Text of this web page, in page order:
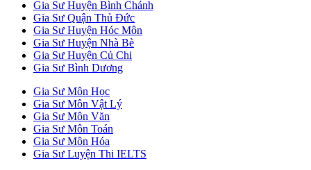
Gia Sư Huyện Bình Chánh
Gia Sư Quận Thủ Đức
Gia Sư Huyện Hóc Môn
Gia Sư Huyện Nhà Bè
Gia Sư Huyện Củ Chi
Gia Sư Bình Dương
Gia Sư Môn Học
Gia Sư Môn Vật Lý
Gia Sư Môn Văn
Gia Sư Môn Toán
Gia Sư Môn Hóa
Gia Sư Luyện Thi IELTS